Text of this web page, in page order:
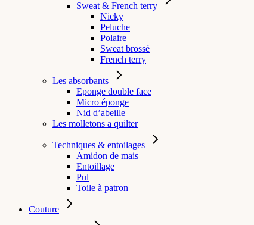
Sweat & French terry
Nicky
Peluche
Polaire
Sweat brossé
French terry
Les absorbants
Eponge double face
Micro éponge
Nid d’abeille
Les molletons a quilter
Techniques & entoilages
Amidon de mais
Entoillage
Pul
Toile à patron
Couture